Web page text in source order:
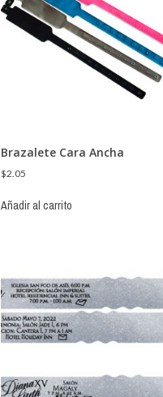
Brazalete Cara Ancha
$2.05
Añadir al carrito